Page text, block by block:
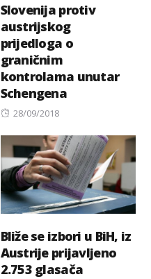
Slovenija protiv
austrijskog
prijedloga o
graničnim
kontrolama unutar
Schengena
Posted
28/09/2018
Bliže se izbori u BiH, iz
Austrije prijavljeno
2.753 glasača